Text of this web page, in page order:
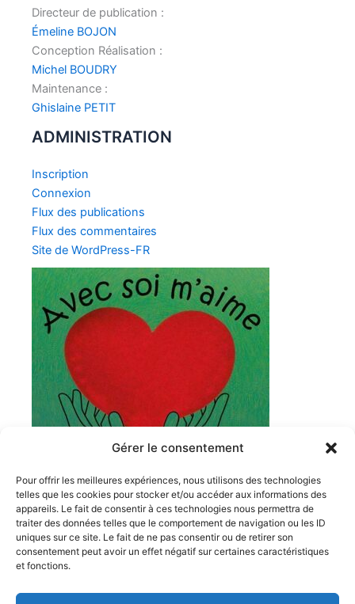
Gérer le consentement
Pour offrir les meilleures expériences, nous utilisons des technologies
telles que les cookies pour stocker et/ou accéder aux informations des
appareils. Le fait de consentir à ces technologies nous permettra de
traiter des données telles que le comportement de navigation ou les ID
uniques sur ce site. Le fait de ne pas consentir ou de retirer son
consentement peut avoir un effet négatif sur certaines caractéristiques
et fonctions.
Directeur de publication :
Émeline BOJON
Conception Réalisation :
Michel BOUDRY
Maintenance :
Ghislaine PETIT
ADMINISTRATION
Inscription
Connexion
Flux des publications
Flux des commentaires
Site de WordPress-FR
1 Cours Moreau
71000 Mâcon FRANCE
06 26 46 58 36